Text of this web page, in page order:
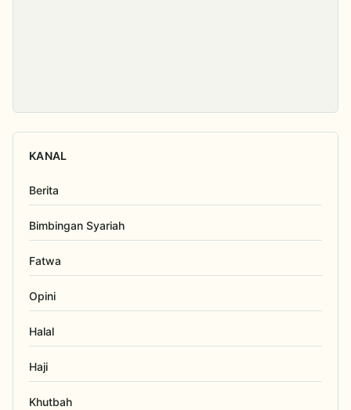
KANAL
Berita
Bimbingan Syariah
Fatwa
Opini
Halal
Haji
Khutbah